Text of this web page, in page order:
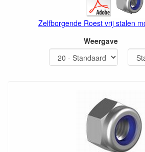
Zelfborgende Roest vrij stalen
Weergave